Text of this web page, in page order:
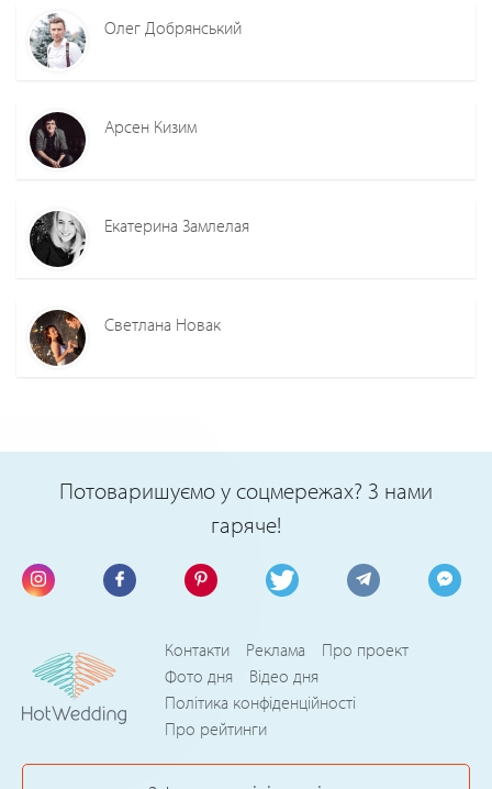
Олег Добрянський
Арсен Кизим
Екатерина Замлелая
Светлана Новак
Потоваришуємо у соцмережах? З нами
гаряче!
Контакти Реклама
Про проект
Фото дня
Відео дня
Політика конфіденційності
Про рейтинги